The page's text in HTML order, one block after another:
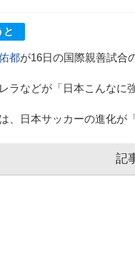
と
都が16日の国際親善試合
ラなどが「日本こんなに
、日本サッカーの進化が
記